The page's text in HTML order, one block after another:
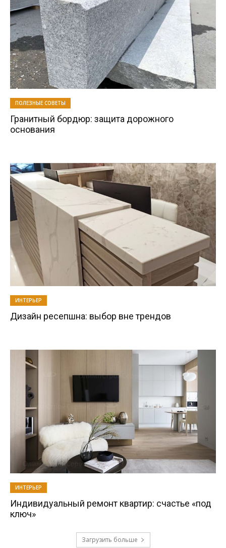
ПОЛЕЗНЫЕ СОВЕТЫ
Гранитный бордюр: защита дорожного
основания
ИНТЕРЬЕР
Дизайн ресепшна: выбор вне трендов
ИНТЕРЬЕР
Индивидуальный ремонт квартир: счастье «под
ключ»
Загрузить больше